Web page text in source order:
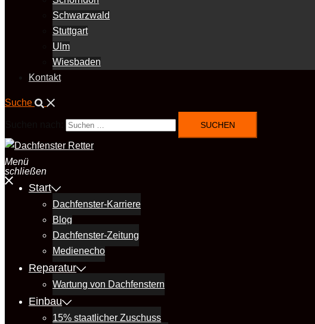
Schwarzwald
Stuttgart
Ulm
Wiesbaden
Kontakt
Suche
Menü
schließen
Start
Dachfenster-Karriere
Blog
Dachfenster-Zeitung
Medienecho
Reparatur
Wartung von Dachfenstern
Einbau
15% staatlicher Zuschuss